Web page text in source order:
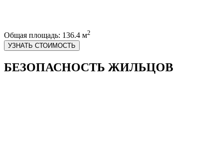
Общая площадь: 136.4 м2
УЗНАТЬ СТОИМОСТЬ
БЕЗОПАСНОСТЬ ЖИЛЬЦОВ